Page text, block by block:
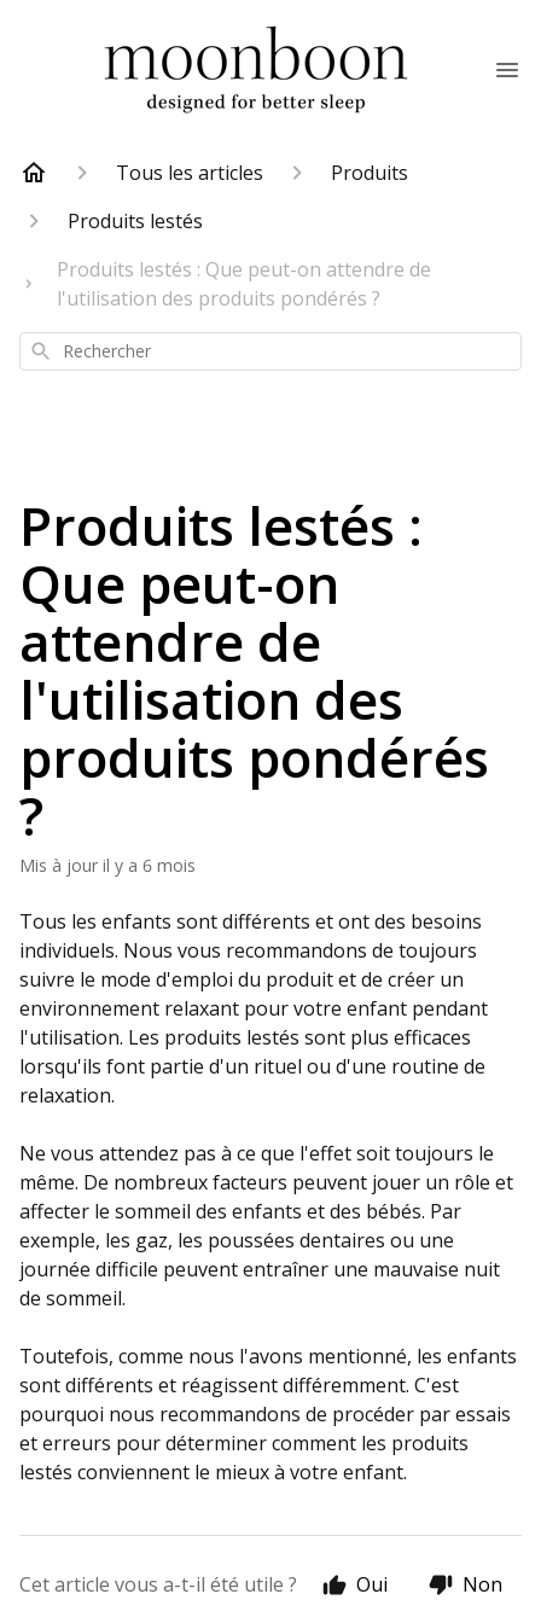
Tous les articles
Produits
Produits lestés
Produits lestés : Que peut-on attendre de
l'utilisation des produits pondérés ?
Rechercher
Produits lestés :
Que peut-on
attendre de
l'utilisation des
produits pondérés
?
Mis à jour il y a 6 mois
Tous les enfants sont différents et ont des besoins
individuels. Nous vous recommandons de toujours
suivre le mode d'emploi du produit et de créer un
environnement relaxant pour votre enfant pendant
l'utilisation. Les produits lestés sont plus efficaces
lorsqu'ils font partie d'un rituel ou d'une routine de
relaxation.
Ne vous attendez pas à ce que l'effet soit toujours le
même. De nombreux facteurs peuvent jouer un rôle et
affecter le sommeil des enfants et des bébés. Par
exemple, les gaz, les poussées dentaires ou une
journée difficile peuvent entraîner une mauvaise nuit
de sommeil.
Toutefois, comme nous l'avons mentionné, les enfants
sont différents et réagissent différemment. C'est
pourquoi nous recommandons de procéder par essais
et erreurs pour déterminer comment les produits
lestés conviennent le mieux à votre enfant.
Cet article vous a-t-il été utile ? Oui Non